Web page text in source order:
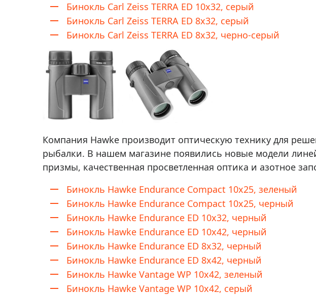
Подарки
Хиты продаж
Акции
Бинокль Carl Zeiss TERRA ED 10x32, серый
Бинокль Carl Zeiss TERRA ED 8x32, серый
Бинокль Carl Zeiss TERRA ED 8x32, черно-серый
Компания Hawke производит оптическую технику для
рыбалки. В нашем магазине появились новые модели
призмы, качественная просветленная оптика и азотное
Бинокль Hawke Endurance Compact 10x25, зеленый
Бинокль Hawke Endurance Compact 10x25, черный
Бинокль Hawke Endurance ED 10x32, черный
Бинокль Hawke Endurance ED 10x42, черный
Бинокль Hawke Endurance ED 8x32, черный
Бинокль Hawke Endurance ED 8x42, черный
Бинокль Hawke Vantage WP 10x42, зеленый
Бинокль Hawke Vantage WP 10x42, серый